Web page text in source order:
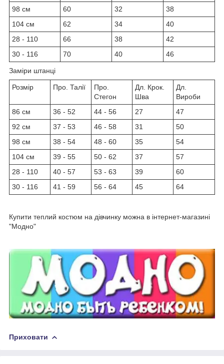
98 см
60 32
38
104 см
62 34
40
28 - 110
66 38
42
30 - 116
70 40 46
Заміри штанці
Розмір Про. Талії
Про.
Стегон
Дл. Крок.
Шва
Дл.
Вироби
86 см
36 - 52 44 - 56 27
47
92 см
37 - 53 46 - 58 31
50
98 см
38 - 54 48 - 60 35
54
104 см
39 - 55 50 - 62 37
57
28 - 110
40 - 57 53 - 63 39
60
30 - 116
41 - 59 56 - 64 45 64
Купити теплий костюм на дівчинку можна в інтернет-магазині
"Модно"
Приховати